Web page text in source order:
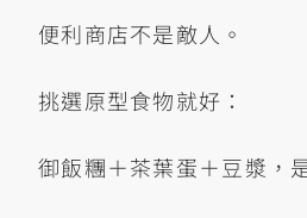
便利商店不是敵人。
挑選原型食物就好：
御飯糰＋茶葉蛋＋豆漿，